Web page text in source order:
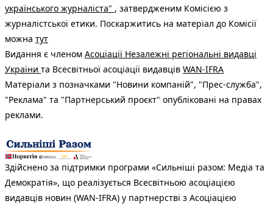
українського журналіста" , затвердженим Комісією з
журналістської етики. Поскаржитись на матеріал до Комісії
можна тут
Видання є членом Асоціації Незалежні регіональні видавці
України та Всесвітньої асоціації видавців WAN-IFRA
Матеріали з позначками "Новини компаній", "Прес-служба",
"Реклама" та "Партнерський проєкт" опубліковані на правах
реклами.
Здійснено за підтримки програми «Сильніші разом: Медіа та
Демократія», що реалізується Всесвітньою асоціацією
видавців новин (WAN-IFRA) у партнерстві з Асоціацією